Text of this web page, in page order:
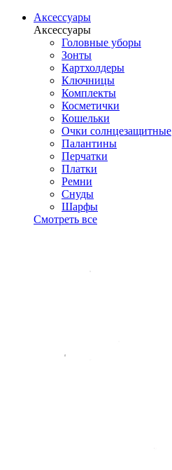
Аксессуары
Аксессуары
Головные уборы
Зонты
Картхолдеры
Ключницы
Комплекты
Косметички
Кошельки
Очки солнцезащитные
Палантины
Перчатки
Платки
Ремни
Снуды
Шарфы
Смотреть все